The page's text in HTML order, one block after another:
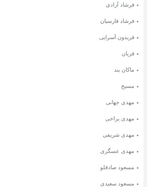
فرشاد آزادی
فرشاد فارسیان
فریدون آسرایی
فریان
ماکان بند
مسیح
مهدی جهانی
مهدی یراحی
مهدی شریفی
مهدی عسگری
مسعود صادقلو
مسعود سعیدی